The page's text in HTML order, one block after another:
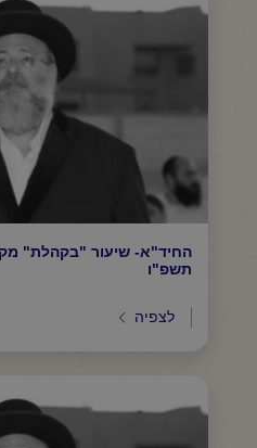
החיד"א- שיעור "בקהלת"
תשפ"ו
לצפיה